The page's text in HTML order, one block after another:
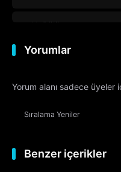
11. Bölüm
12. Bölüm
13. Bölüm
14. Bölüm
15. Bölüm
Yorumlar
Yorum alanı sadece üyeler
Sıralama Yeniler
Benzer içerikler